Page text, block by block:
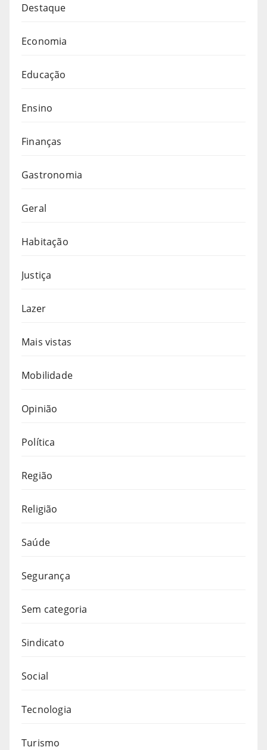
Destaque
Economia
Educação
Ensino
Finanças
Gastronomia
Geral
Habitação
Justiça
Lazer
Mais vistas
Mobilidade
Opinião
Política
Região
Religião
Saúde
Segurança
Sem categoria
Sindicato
Social
Tecnologia
Turismo